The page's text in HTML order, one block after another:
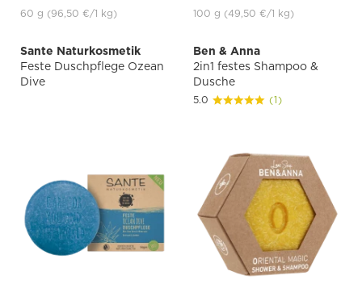
60 g (96,50 €/1 kg) 100 g (49,50 €/1 kg)
Sante Naturkosmetik
Feste Duschpflege Ozean
Dive
Ben & Anna
2in1 festes Shampoo &
Dusche
5.0 (1)